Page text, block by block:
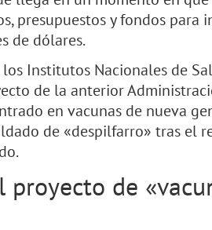
presupuestos y fondos para
de dólares.
Institutos Nacionales de
de la anterior
en vacunas de nueva
de «despilfarro» tras el
de